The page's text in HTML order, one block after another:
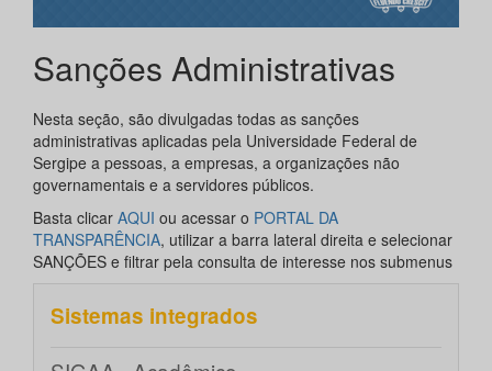
Sanções Administrativas
Nesta seção, são divulgadas todas as sanções
administrativas aplicadas pela Universidade Federal de
Sergipe a pessoas, a empresas, a organizações não
governamentais e a servidores públicos.
Basta clicar AQUI ou acessar o PORTAL DA
TRANSPARÊNCIA, utilizar a barra lateral direita e selecionar
SANÇÕES e filtrar pela consulta de interesse nos submenus
Sistemas integrados